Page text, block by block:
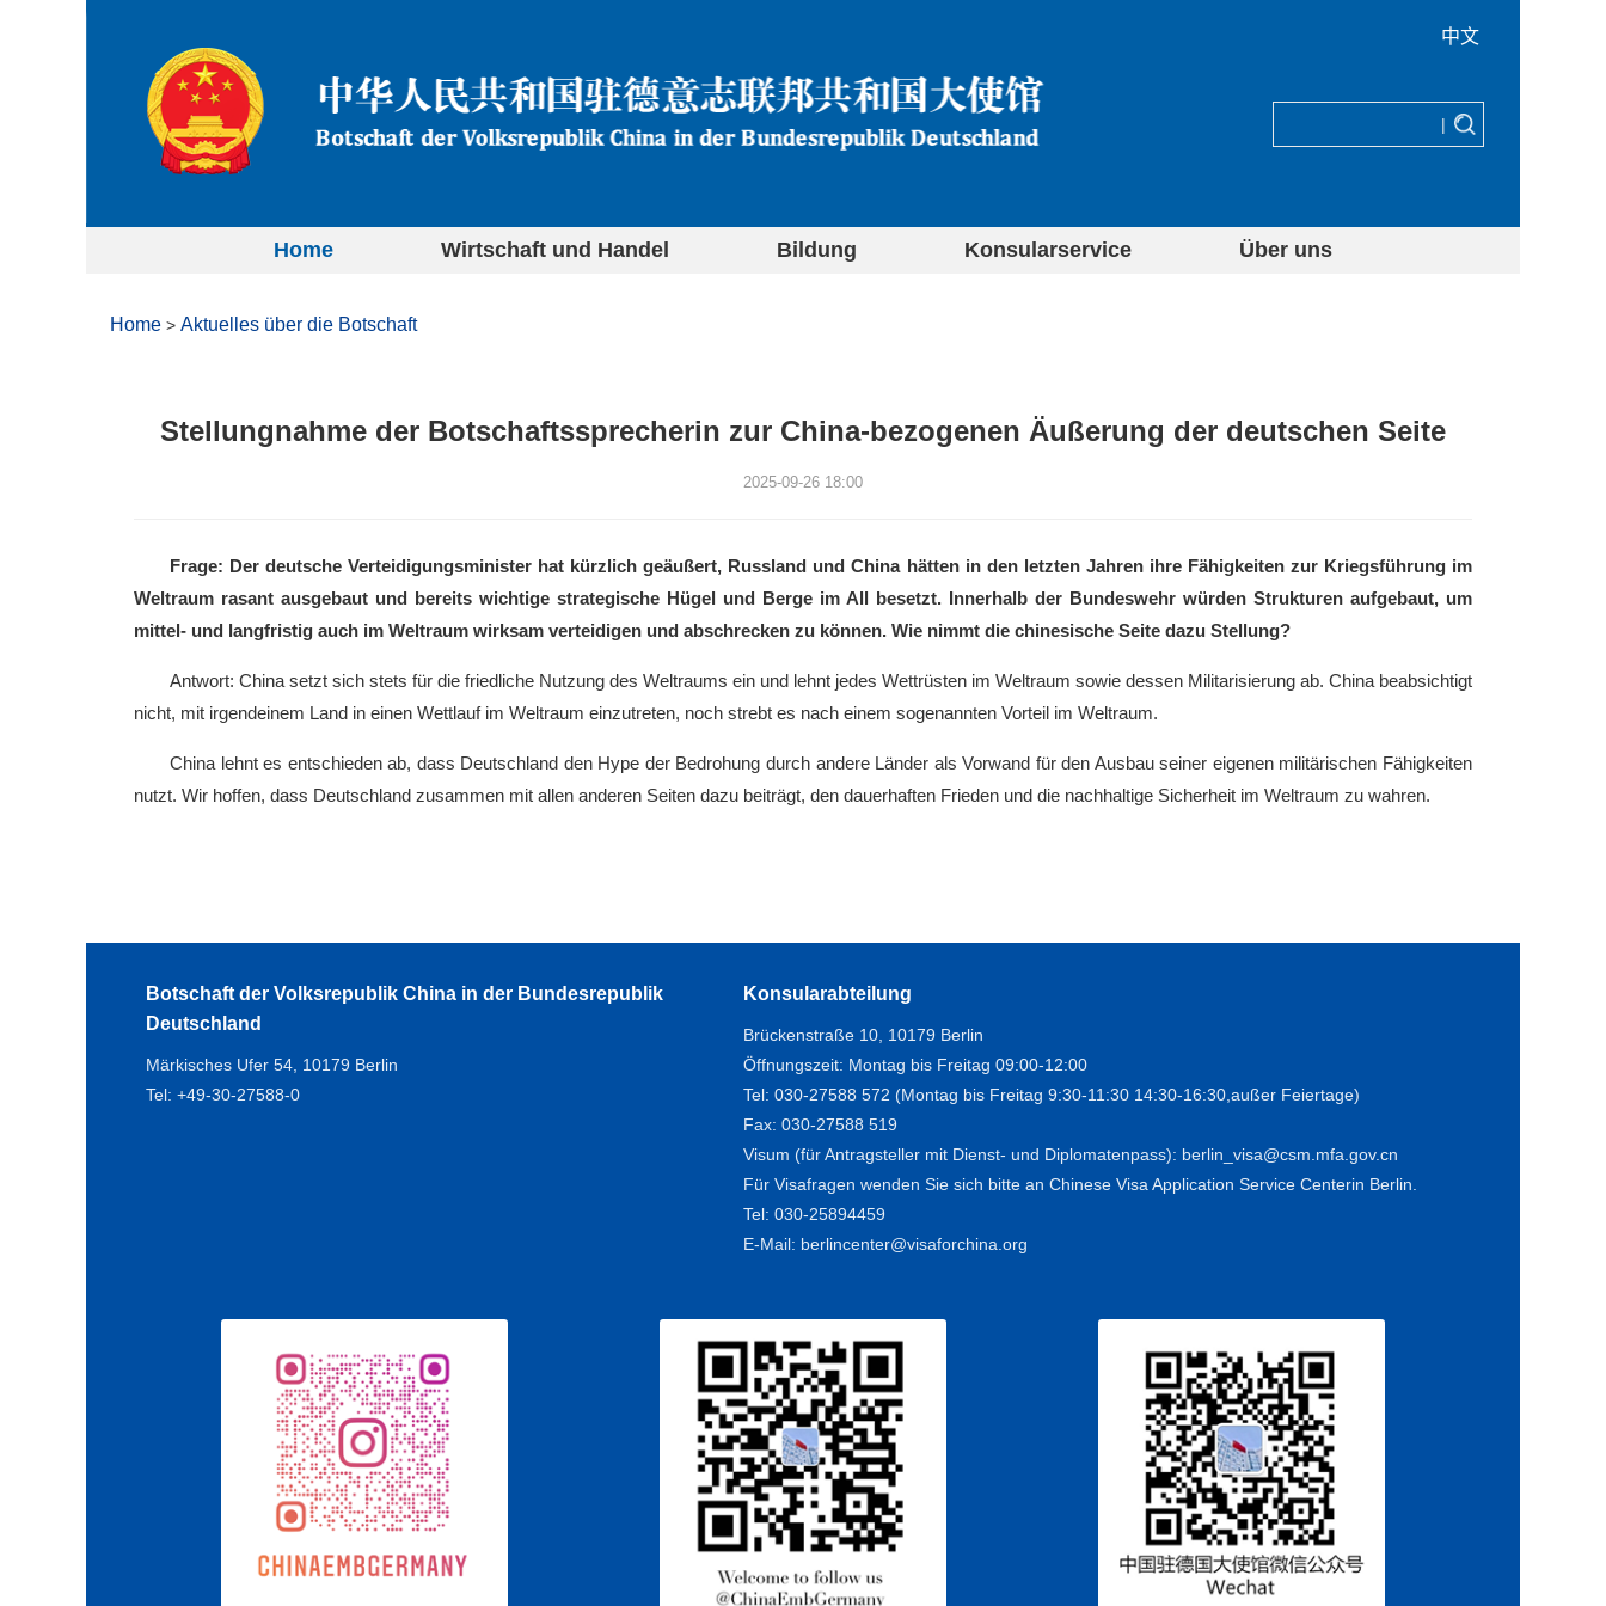
中文
|
Home Wirtschaft und Handel Bildung Konsularservice Über uns
Home > Aktuelles über die Botschaft
Stellungnahme der Botschaftssprecherin zur China-bezogenen Äußerung der deutschen Seite
2025-09-26 18:00
Frage: Der deutsche Verteidigungsminister hat kürzlich geäußert, Russland und China hätten in den letzten Jahren ihre Fähigkeiten zur Kriegsführung im
Weltraum rasant ausgebaut und bereits wichtige strategische Hügel und Berge im All besetzt. Innerhalb der Bundeswehr würden Strukturen aufgebaut, um
mittel- und langfristig auch im Weltraum wirksam verteidigen und abschrecken zu können. Wie nimmt die chinesische Seite dazu Stellung?
Antwort: China setzt sich stets für die friedliche Nutzung des Weltraums ein und lehnt jedes Wettrüsten im Weltraum sowie dessen Militarisierung ab. China beabsichtigt
nicht, mit irgendeinem Land in einen Wettlauf im Weltraum einzutreten, noch strebt es nach einem sogenannten Vorteil im Weltraum.
China lehnt es entschieden ab, dass Deutschland den Hype der Bedrohung durch andere Länder als Vorwand für den Ausbau seiner eigenen militärischen Fähigkeiten
nutzt. Wir hoffen, dass Deutschland zusammen mit allen anderen Seiten dazu beiträgt, den dauerhaften Frieden und die nachhaltige Sicherheit im Weltraum zu wahren.
Botschaft der Volksrepublik China in der Bundesrepublik
Deutschland
Märkisches Ufer 54, 10179 Berlin
Tel: +49-30-27588-0
Konsularabteilung
Brückenstraße 10, 10179 Berlin
Öffnungszeit: Montag bis Freitag 09:00-12:00
Tel: 030-27588 572 (Montag bis Freitag 9:30-11:30 14:30-16:30,außer Feiertage)
Fax: 030-27588 519
Visum (für Antragsteller mit Dienst- und Diplomatenpass): berlin_visa@csm.mfa.gov.cn
Für Visafragen wenden Sie sich bitte an Chinese Visa Application Service Centerin Berlin.
Tel: 030-25894459
E-Mail: berlincenter@visaforchina.org